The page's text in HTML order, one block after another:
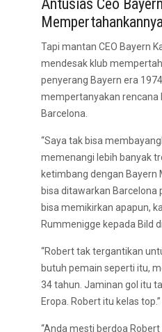
Antusias Ceo
Tapi mantan CEO Bayern
mendesak klub
penyerang Bayern era
mempertanyakan rencana
Barcelona.
“Saya tak bisa
memenangi lebih banyak
ketimbang dengan Bayern
bisa ditawarkan Barcelona
bisa memikirkan apapun,
Rummenigge kepada Bild
“Robert tak tergantikan
butuh pemain seperti itu,
34 tahun. Jaminan gol itu
Eropa. Robert itu kelas top.”
“Anda mesti berdoa